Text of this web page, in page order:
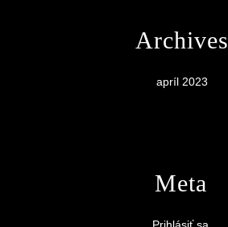
Archives
apríl 2023
Meta